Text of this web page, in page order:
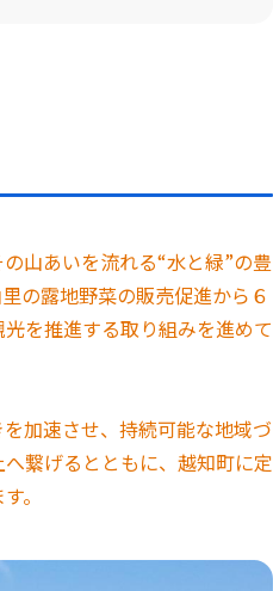
山あいを流れる“水と緑”の豊
の露地野菜の販売促進から６
を推進する取り組みを進めて
加速させ、持続可能な地域づ
繋げるとともに、越知町に定
。